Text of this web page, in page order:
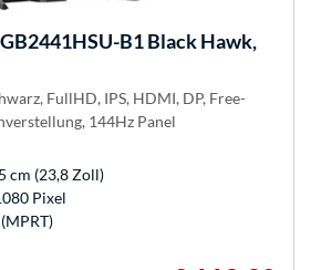
B1 Black Hawk,
FullHD, IPS, HDMI, DP, Free-
144Hz Panel
cm (23,8 Zoll)
Pixel